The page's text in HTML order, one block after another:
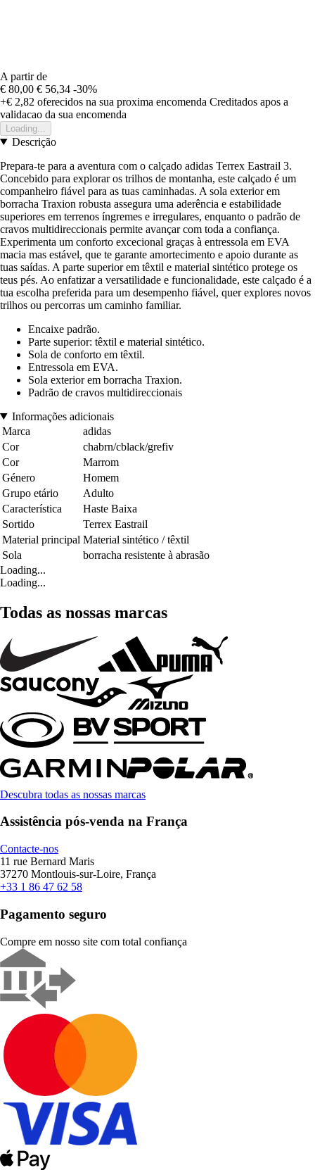
A partir de
€ 80,00 € 56,34 -30%
+€ 2,82 oferecidos na sua proxima encomenda Creditados apos a
validacao da sua encomenda
Loading...
Descrição
Prepara-te para a aventura com o calçado adidas Terrex Eastrail 3.
Concebido para explorar os trilhos de montanha, este calçado é um
companheiro fiável para as tuas caminhadas. A sola exterior em
borracha Traxion robusta assegura uma aderência e estabilidade
superiores em terrenos íngremes e irregulares, enquanto o padrão de
cravos multidireccionais permite avançar com toda a confiança.
Experimenta um conforto excecional graças à entressola em EVA
macia mas estável, que te garante amortecimento e apoio durante as
tuas saídas. A parte superior em têxtil e material sintético protege os
teus pés. Ao enfatizar a versatilidade e funcionalidade, este calçado é a
tua escolha preferida para um desempenho fiável, quer explores novos
trilhos ou percorras um caminho familiar.
Encaixe padrão.
Parte superior: têxtil e material sintético.
Sola de conforto em têxtil.
Entressola em EVA.
Sola exterior em borracha Traxion.
Padrão de cravos multidireccionais
Informações adicionais
Marca
adidas
Cor
chabrn/cblack/grefiv
Cor
Marrom
Género
Homem
Grupo etário
Adulto
Característica
Haste Baixa
Sortido
Terrex Eastrail
Material principal Material sintético / têxtil
Sola
borracha resistente à abrasão
Loading...
Loading...
Todas as nossas marcas
Descubra todas as nossas marcas
Assistência pós-venda na França
Contacte-nos
11 rue Bernard Maris
37270 Montlouis-sur-Loire, França
+33 1 86 47 62 58
Pagamento seguro
Compre em nosso site com total confiança